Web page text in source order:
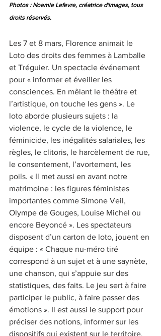
Photos : Noemie Lefevre, créatrice d'images, tous
droits réservés.
Les 7 et 8 mars, Florence animait le
Loto des droits des femmes à Lamballe
et Tréguier. Un spectacle événement
pour « informer et éveiller les
consciences. En mêlant le théâtre et
l’artistique, on touche les gens ». Le
loto aborde plusieurs sujets : la
violence, le cycle de la violence, le
féminicide, les inégalités salariales, les
règles, le clitoris, le harcèlement de rue,
le consentement, l’avortement, les
poils. « Il met aussi en avant notre
matrimoine : les figures féministes
importantes comme Simone Veil,
Olympe de Gouges, Louise Michel ou
encore Beyoncé ». Les spectateurs
disposent d’un carton de loto, jouent en
équipe : « Chaque nu-méro tiré
correspond à un sujet et à une saynète,
une chanson, qui s’appuie sur des
statistiques, des faits. Le jeu sert à faire
participer le public, à faire passer des
émotions ». Il est aussi le support pour
préciser des notions, informer sur les
dispositifs qui existent sur le territoire,